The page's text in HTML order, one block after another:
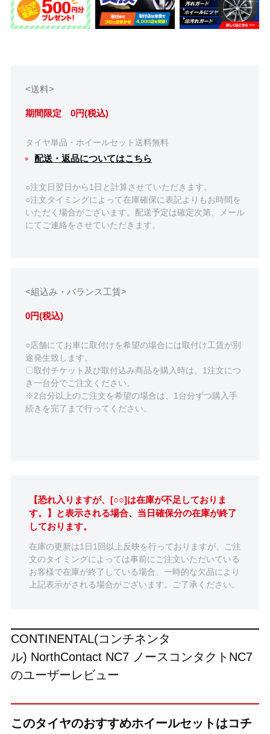
<送料>
期間限定 0円(税込)
タイヤ単品・ホイールセット送料無料
配送・返品についてはこちら
○注文日翌日から1日と計算させていただきます。
○注文タイミングによって在庫確保に表記よりもお時間を
いただく場合がございます。配送予定は確定次第、メール
にてご連絡をさせていただきます。
<組込み・バランス工賃>
0円(税込)
○店舗にてお車に取付けを希望の場合には取付け工賃が別
途発生致します。
〇取付チケット及び取付込み商品を購入時は、1注文につ
き一台分でご注文ください。
※2台分以上のご注文を希望の場合は、1台分ずつ購入手
続きを完了まで行ってください。
【恐れ入りますが、[○○]は在庫が不足しておりま
す。】と表示される場合、当日確保分の在庫が終了
しております。
在庫の更新は1日1回以上反映を行っておりますが、ご注
文のタイミングによっては事前にご注文いただいている
お客様で在庫が終了している場合、一時的な欠品により
上記表示がされる場合がございます。ご了承ください。
CONTINENTAL(コンチネンタ
ル) NorthContact NC7 ノースコンタクトNC7
のユーザーレビュー
このタイヤのおすすめホイールセットはコチ